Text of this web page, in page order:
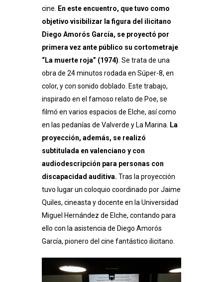
cine. En este encuentro, que tuvo como
objetivo visibilizar la figura del ilicitano
Diego Amorós García, se proyectó por
primera vez ante público su cortometraje
“La muerte roja” (1974) . Se trata de una
obra de 24 minutos rodada en Súper-8, en
color, y con sonido doblado. Este trabajo,
inspirado en el famoso relato de Poe, se
filmó en varios espacios de Elche, así como
en las pedanías de Valverde y La Marina. La
proyección, además, se realizó
subtitulada en valenciano y con
audiodescripción para personas con
discapacidad auditiva. Tras la proyección
tuvo lugar un coloquio coordinado por Jaime
Quiles, cineasta y docente en la Universidad
Miguel Hernández de Elche, contando para
ello con la asistencia de Diego Amorós
García, pionero del cine fantástico ilicitano.